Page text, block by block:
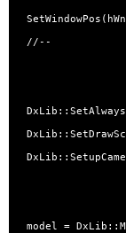
//--
model =